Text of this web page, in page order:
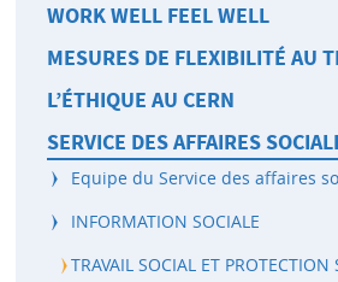
WORK WELL FEEL WELL
MESURES DE FLEXIBILITÉ AU
L’ÉTHIQUE AU CERN
SERVICE DES AFFAIRES
Equipe du Service des affaires
INFORMATION SOCIALE
TRAVAIL SOCIAL ET PROTECTION